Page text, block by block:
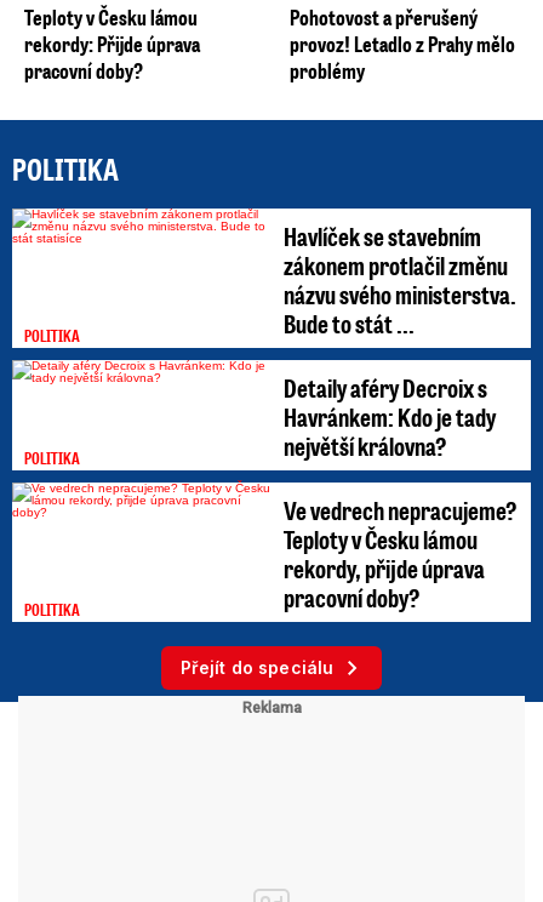
Teploty v Česku lámou
rekordy: Přijde úprava
pracovní doby?
Pohotovost a přerušený
provoz! Letadlo z Prahy mělo
problémy
POLITIKA
POLITIKA
Havlíček se stavebním
zákonem protlačil změnu
názvu svého ministerstva.
Bude to stát ...
POLITIKA
Detaily aféry Decroix s
Havránkem: Kdo je tady
největší královna?
POLITIKA
Ve vedrech nepracujeme?
Teploty v Česku lámou
rekordy, přijde úprava
pracovní doby?
Přejít do speciálu